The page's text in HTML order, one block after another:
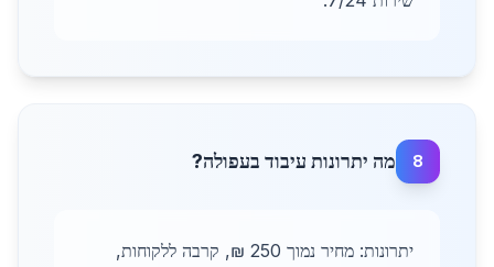
8 מה יתרונות עיבוד בעפולה?
יתרונות: מחיר נמוך 250 ₪, קרבה ללקוחות,